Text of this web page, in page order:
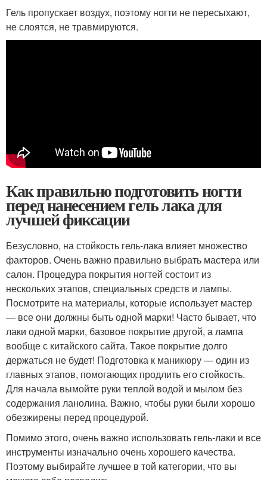
Гель пропускает воздух, поэтому ногти не пересыхают,
не слоятся, не травмируются.
Как правильно подготовить ногти
перед нанесением гель лака для
лучшей фиксации
Безусловно, на стойкость гель-лака влияет множество
факторов. Очень важно правильно выбрать мастера или
салон. Процедура покрытия ногтей состоит из
нескольких этапов, специальных средств и лампы.
Посмотрите на материалы, которые использует мастер
— все они должны быть одной марки! Часто бывает, что
лаки одной марки, базовое покрытие другой, а лампа
вообще с китайского сайта. Такое покрытие долго
держаться не будет! Подготовка к маникюру — один из
главных этапов, помогающих продлить его стойкость.
Для начала вымойте руки теплой водой и мылом без
содержания ланолина. Важно, чтобы руки были хорошо
обезжирены перед процедурой.
Помимо этого, очень важно использовать гель-лаки и все
инструменты изначально очень хорошего качества.
Поэтому выбирайте лучшее в той категории, что вы